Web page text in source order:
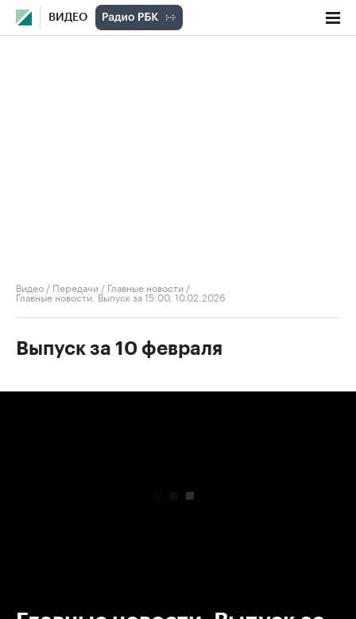
ВИДЕО
Видео / Передачи / Главные новости /
Главные новости. Выпуск за 15:00, 10.02.2026
Выпуск за 10 февраля